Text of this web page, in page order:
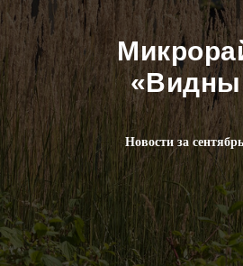
Новости за